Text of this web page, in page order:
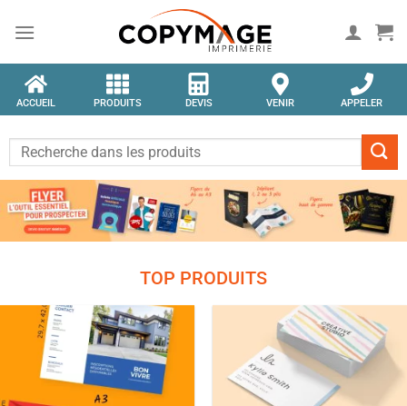
ACCUEIL PRODUITS DEVIS VENIR APPELER
TOP PRODUITS